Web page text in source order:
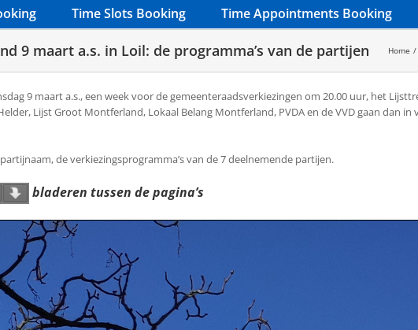
Time Slots Booking Time Appointments Booking
9 maart a.s. in Loil: de programma’s van de partijen Home
9 maart a.s., een week voor de gemeenteraadsverkiezingen om 20.00 uur, het
Lijst Groot Montferland, Lokaal Belang Montferland, PVDA en de VVD gaan dan
de verkiezingsprogramma’s van de 7 deelnemende partijen.
bladeren tussen de pagina’s